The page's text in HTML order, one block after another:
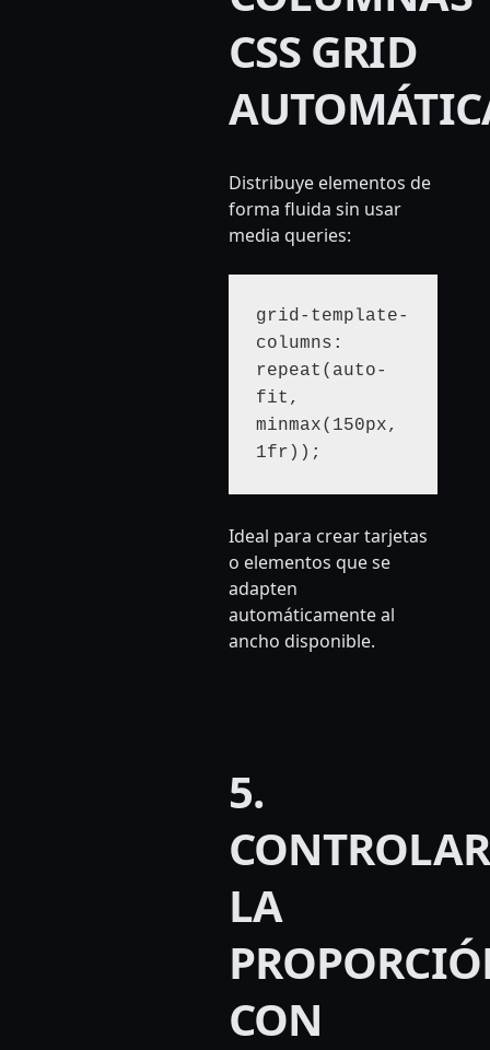
CSS GRID
Distribuye elementos de
forma fluida sin usar
media queries:
grid-template-
columns:
repeat(auto-
fit,
minmax(150px,
1fr));
Ideal para crear tarjetas
o elementos que se
adapten
automáticamente al
ancho disponible.
5.
CONTROLAR
LA
CON